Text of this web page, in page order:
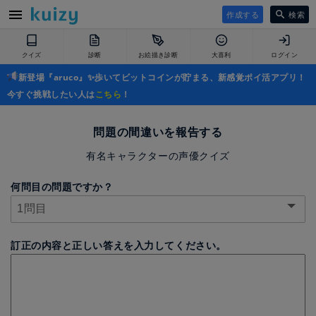
作成する 検索
クイズ 診断 お絵描き診断 大喜利 ログイン
新登場『aruco』✨歩いてビットコインが貯まる、新感覚ポイ活アプリ！
今すぐ挑戦したい人はこちら ！
問題の間違いを報告する
有名キャラクターの声優クイズ
何問目の問題ですか？
訂正の内容と正しい答えを入力してください。